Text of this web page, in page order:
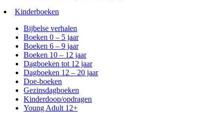
Kinderboeken
Bijbelse verhalen
Boeken 0 – 5 jaar
Boeken 6 – 9 jaar
Boeken 10 – 12 jaar
Dagboeken tot 12 jaar
Dagboeken 12 – 20 jaar
Doe-boeken
Gezinsdagboeken
Kinderdoop/opdragen
Young Adult 12+